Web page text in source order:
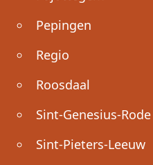
Pepingen
Regio
Roosdaal
Sint-Genesius-Rode
Sint-Pieters-Leeuw